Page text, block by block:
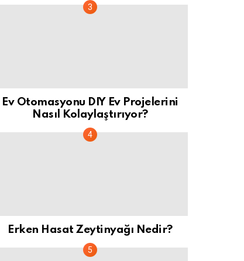
Ev Otomasyonu DIY Ev Projelerini
Nasıl Kolaylaştırıyor?
Erken Hasat Zeytinyağı Nedir?